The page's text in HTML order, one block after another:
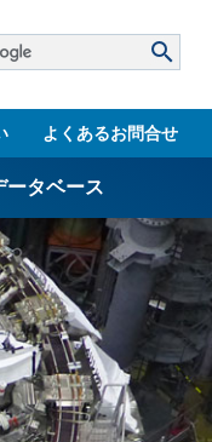
よくあるお問合せ
ータベース